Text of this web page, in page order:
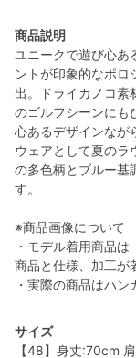
商品説明
ユニークで遊び心あ
ントが印象的なポロ
出。ドライカノコ素
のゴルフシーンにも
心あるデザインなが
ウェアとして夏のラ
の多色柄とブルー基
す。
※商品画像について
・モデル着用商品
商品と仕様、加工が
・実際の商品はハン
サイズ
【48】身丈:70cm